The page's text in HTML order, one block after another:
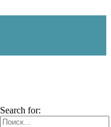
Search for: